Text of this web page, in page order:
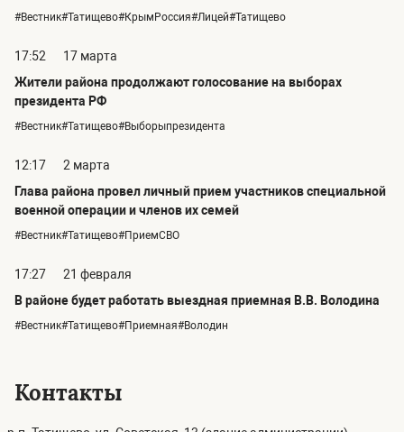
#Вестник#Татищево#КрымРоссия#Лицей#Татищево
17:52
17 марта
Жители района продолжают голосование на выборах
президента РФ
#Вестник#Татищево#Выборыпрезидента
12:17
2 марта
Глава района провел личный прием участников специальной
военной операции и членов их семей
#Вестник#Татищево#ПриемСВО
17:27
21 февраля
В районе будет работать выездная приемная В.В. Володина
#Вестник#Татищево#Приемная#Володин
Контакты